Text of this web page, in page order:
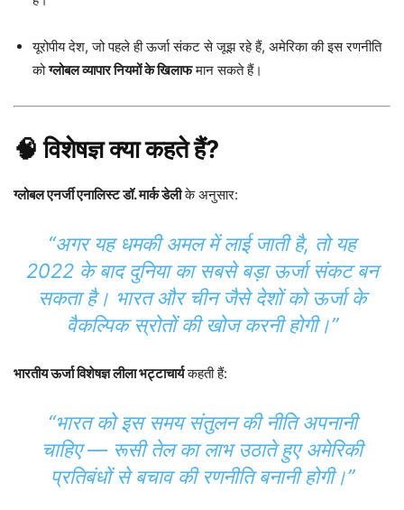
यूरोपीय देश, जो पहले ही ऊर्जा संकट से जूझ रहे हैं, अमेरिका की इस रणनीति
कोग्लोबल व्यापार नियमों के खिलाफमान सकते हैं।
🧠 विशेषज्ञ क्या कहते हैं?
ग्लोबल एनर्जी एनालिस्ट डॉ. मार्क डेलीके अनुसार:
“अगर यह धमकी अमल में लाई जाती है, तो यह
2022 के बाद दुनिया का सबसे बड़ा ऊर्जा संकट बन
सकता है। भारत और चीन जैसे देशों को ऊर्जा के
वैकल्पिक स्रोतों की खोज करनी होगी।”
भारतीय ऊर्जा विशेषज्ञ लीला भट्टाचार्यकहती हैं:
“भारत को इस समय संतुलन की नीति अपनानी
चाहिए — रूसी तेल का लाभ उठाते हुए अमेरिकी
प्रतिबंधों से बचाव की रणनीति बनानी होगी।”